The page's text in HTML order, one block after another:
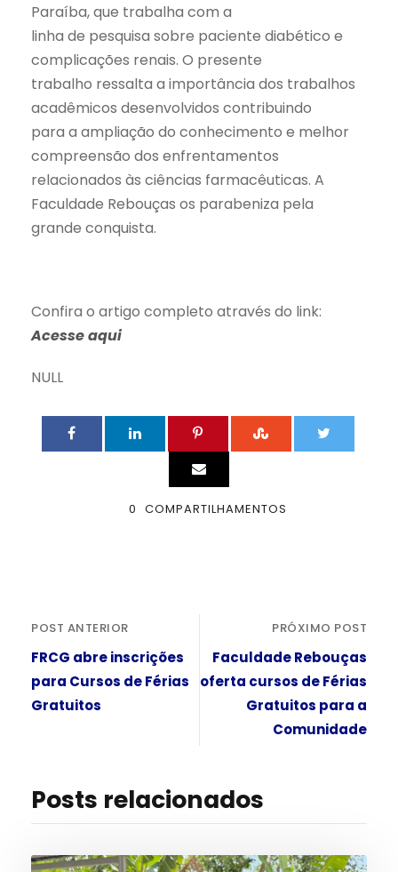
Paraíba, que trabalha com a
linha de pesquisa sobre paciente diabético e
complicações renais. O presente
trabalho ressalta a importância dos trabalhos
acadêmicos desenvolvidos contribuindo
para a ampliação do conhecimento e melhor
compreensão dos enfrentamentos
relacionados às ciências farmacêuticas. A
Faculdade Rebouças os parabeniza pela
grande conquista.
Confira o artigo completo através do link:
Acesse aqui
NULL
0 COMPARTILHAMENTOS
POST ANTERIOR
FRCG abre inscrições
para Cursos de Férias
Gratuitos
PRÓXIMO POST
Faculdade Rebouças
oferta cursos de Férias
Gratuitos para a
Comunidade
Posts relacionados